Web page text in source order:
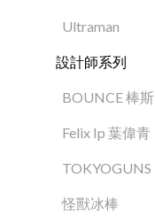
Ultraman
設計師系列
BOUNCE 棒斯
Felix Ip 葉偉青
TOKYOGUNS
怪獸冰棒